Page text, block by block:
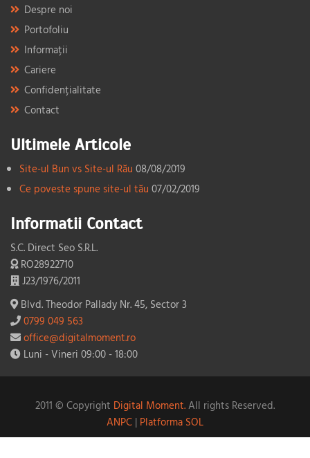
Despre noi
Portofoliu
Informații
Cariere
Confidențialitate
Contact
Ultimele Articole
Site-ul Bun vs Site-ul Rău 08/08/2019
Ce poveste spune site-ul tău 07/02/2019
Informatii Contact
S.C. Direct Seo S.R.L.
RO28922710
J23/1976/2011
Blvd. Theodor Pallady Nr. 45, Sector 3
0799 049 563
office@digitalmoment.ro
Luni - Vineri 09:00 - 18:00
2011 © Copyright Digital Moment.All rights Reserved.
ANPC | Platforma SOL